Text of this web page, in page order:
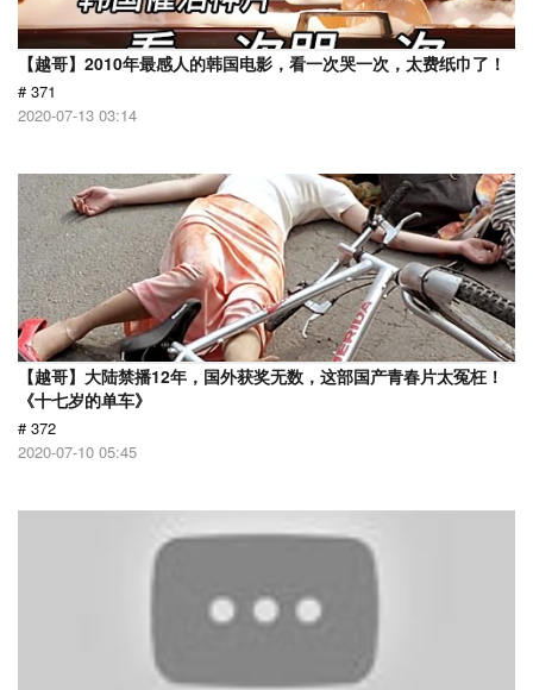
【越哥】2010年最感人的韩国电影，看一次哭一次，太费纸巾了！
# 371
2020-07-13 03:14
【越哥】大陆禁播12年，国外获奖无数，这部国产青春片太冤枉！
《十七岁的单车》
# 372
2020-07-10 05:45